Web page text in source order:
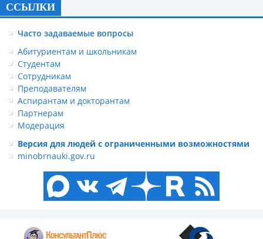
ССЫЛКИ
Часто задаваемые вопросы
Абитуриентам и школьникам
Студентам
Сотрудникам
Преподавателям
Аспирантам и докторантам
Партнерам
Модерация
Версия для людей с ограниченными возможностями
minobrnauki.gov.ru